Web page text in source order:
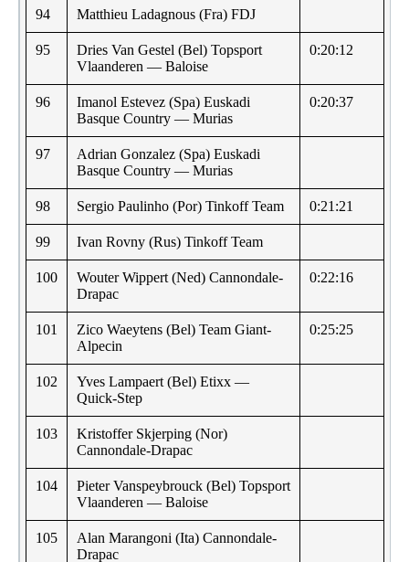
94 Matthieu Ladagnous (Fra) FDJ
95
Dries Van Gestel (Bel) Topsport
Vlaanderen — Baloise
0:20:12
96
Imanol Estevez (Spa) Euskadi
Basque Country — Murias
0:20:37
97
Adrian Gonzalez (Spa) Euskadi
Basque Country — Murias
98 Sergio Paulinho (Por) Tinkoff Team 0:21:21
99 Ivan Rovny (Rus) Tinkoff Team
100
Wouter Wippert (Ned) Cannondale-
Drapac
0:22:16
101
Zico Waeytens (Bel) Team Giant-
Alpecin
0:25:25
102
Yves Lampaert (Bel) Etixx —
Quick-Step
103
Kristoffer Skjerping (Nor)
Cannondale-Drapac
104
Pieter Vanspeybrouck (Bel) Topsport
Vlaanderen — Baloise
105
Alan Marangoni (Ita) Cannondale-
Drapac